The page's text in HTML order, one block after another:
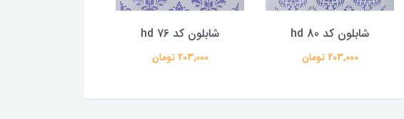
شابلون کد hd 80
203,000 تومان
شابلون کد hd 76
203,000 تومان